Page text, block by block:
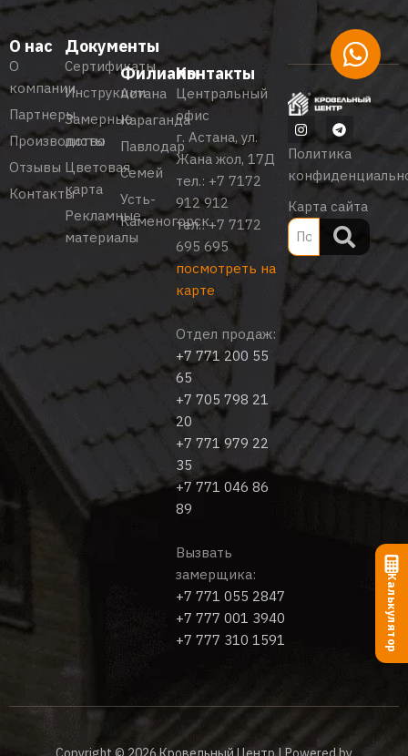
О нас
О
компании
Партнеры
Производство
Отзывы
Контакты
Документы
Сертификаты
Инструкции
Замерные
листы
Цветовая
карта
Рекламные
материалы
Филиалы
Астана
Караганда
Павлодар
Семей
Усть-
Каменогорск
Контакты
Центральный
офис
г. Астана, ул.
Жана жол, 17Д
тел.: +7 7172
912 912
тел.:+7 7172
695 695
посмотреть на
карте
Отдел продаж:
+7 771 200 55
65
+7 705 798 21
20
+7 771 979 22
35
+7 771 046 86
89
Вызвать
замерщика:
+7 771 055 2847
+7 777 001 3940
+7 777 310 1591
Политика
Карта сайта
Калькулятор